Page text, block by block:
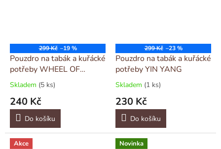
299 Kč –19 %
Pouzdro na tabák a kuřácké
potřeby WHEEL OF
FORTUNE
Skladem (5 ks)
240 Kč
Do košíku
299 Kč –23 %
Pouzdro na tabák a kuřácké
potřeby YIN YANG
Skladem (1 ks)
230 Kč
Do košíku
Akce
Novinka